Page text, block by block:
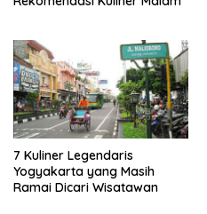
7 Kuliner Legendaris
Yogyakarta yang Masih
Ramai Dicari Wisatawan